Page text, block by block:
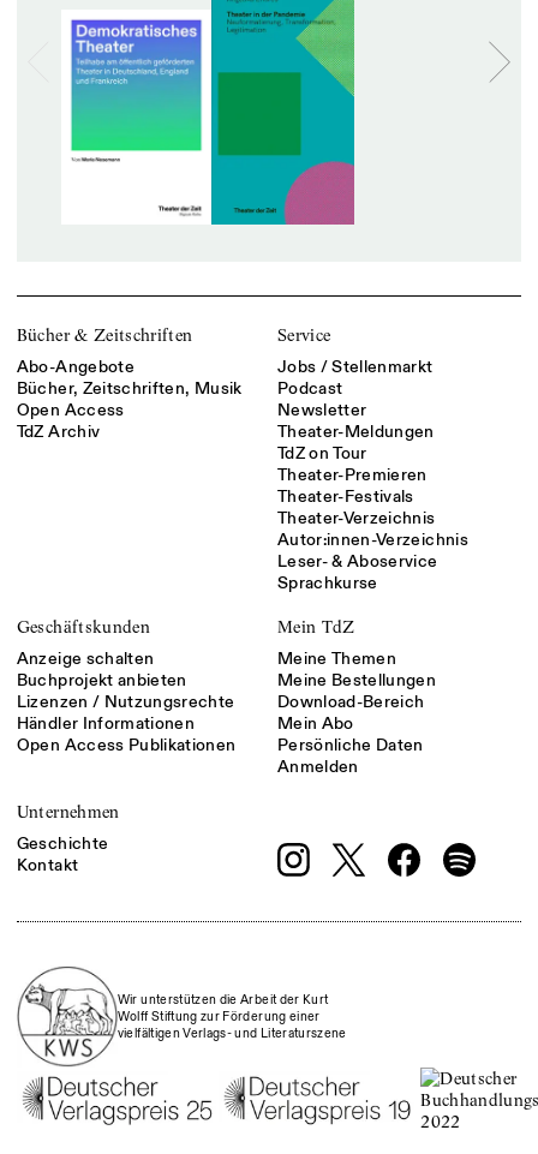
Bücher & Zeitschriften
Abo-Angebote
Bücher, Zeitschriften, Musik
Open Access
TdZ Archiv
Service
Jobs / Stellenmarkt
Podcast
Newsletter
Theater-Meldungen
TdZ on Tour
Theater-Premieren
Theater-Festivals
Theater-Verzeichnis
Autor:innen-Verzeichnis
Leser- & Aboservice
Sprachkurse
Geschäftskunden
Anzeige schalten
Buchprojekt anbieten
Lizenzen / Nutzungsrechte
Händler Informationen
Open Access Publikationen
Mein TdZ
Meine Themen
Meine Bestellungen
Download-Bereich
Mein Abo
Persönliche Daten
Anmelden
Unternehmen
Geschichte
Kontakt
Wir unterstützen die Arbeit der Kurt
Wolff Stiftung zur Förderung einer
vielfältigen Verlags- und Literaturszene